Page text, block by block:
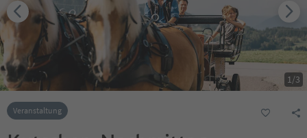
1/3
Veranstaltung